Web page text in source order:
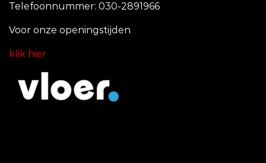
Telefoonnummer: 030-2891966
Voor onze openingstijden
klik hier